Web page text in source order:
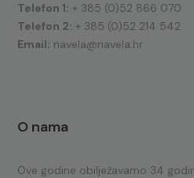
Telefon 1: + 385 (0)52 866 070
Telefon 2: + 385 (0)52 214 542
Email: navela@navela.hr
O nama
Ove godine obilježavamo 34